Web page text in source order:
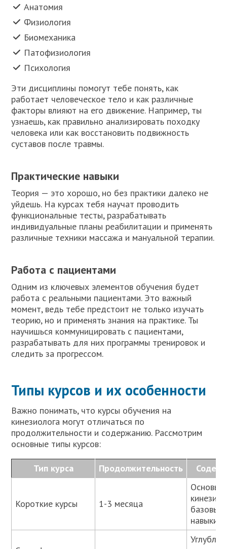
Анатомия
Физиология
Биомеханика
Патофизиология
Психология
Эти дисциплины помогут тебе понять, как
работает человеческое тело и как различные
факторы влияют на его движение. Например, ты
узнаешь, как правильно анализировать походку
человека или как восстановить подвижность
суставов после травмы.
Практические навыки
Теория — это хорошо, но без практики далеко не
уйдешь. На курсах тебя научат проводить
функциональные тесты, разрабатывать
индивидуальные планы реабилитации и применять
различные техники массажа и мануальной терапии.
Работа с пациентами
Одним из ключевых элементов обучения будет
работа с реальными пациентами. Это важный
момент, ведь тебе предстоит не только изучать
теорию, но и применять знания на практике. Ты
научишься коммуницировать с пациентами,
разрабатывать для них программы тренировок и
следить за прогрессом.
Типы курсов и их особенности
Важно понимать, что курсы обучения на
кинезиолога могут отличаться по
продолжительности и содержанию. Рассмотрим
основные типы курсов:
Тип курса Продолжительность
Короткие курсы 1-3 месяца
Основы
базовые
навыки